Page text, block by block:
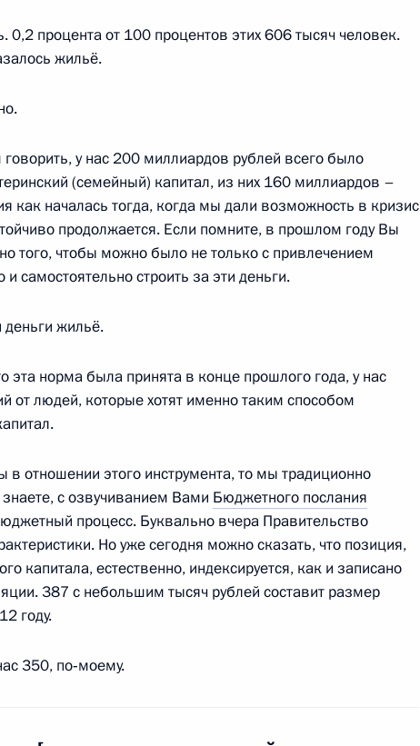
область, Горки
частных и государственных
область, Горки
по погибшим в результате
область, Горки
здравоохранения и социального
1
0,2 процента от 100 процентов этих 606 тысяч человек.
жильё.
у нас 200 миллиардов рублей всего было
(семейный) капитал, из них 160 миллиардов –
как началась тогда, когда мы дали возможность в кризис
продолжается. Если помните, в прошлом году Вы
того, чтобы можно было не только с привлечением
самостоятельно строить за эти деньги.
деньги жильё.
эта норма была принята в конце прошлого года, у нас
от людей, которые хотят именно таким способом
в отношении этого инструмента, то мы традиционно
с озвучиванием Вами Бюджетного послания
процесс. Буквально вчера Правительство
Но уже сегодня можно сказать, что позиция,
капитала, естественно, индексируется, как и записано
387 с небольшим тысяч рублей составит размер
году.
350, по‑моему.